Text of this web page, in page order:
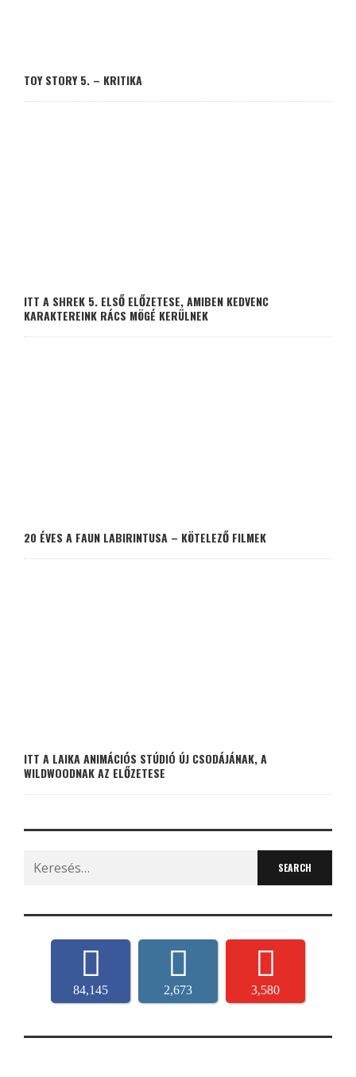
TOY STORY 5. – KRITIKA
ITT A SHREK 5. ELSŐ ELŐZETESE, AMIBEN KEDVENC
KARAKTEREINK RÁCS MÖGÉ KERÜLNEK
20 ÉVES A FAUN LABIRINTUSA – KÖTELEZŐ FILMEK
ITT A LAIKA ANIMÁCIÓS STÚDIÓ ÚJ CSODÁJÁNAK, A
WILDWOODNAK AZ ELŐZETESE
Search
for:
84,145 2,673 3,580